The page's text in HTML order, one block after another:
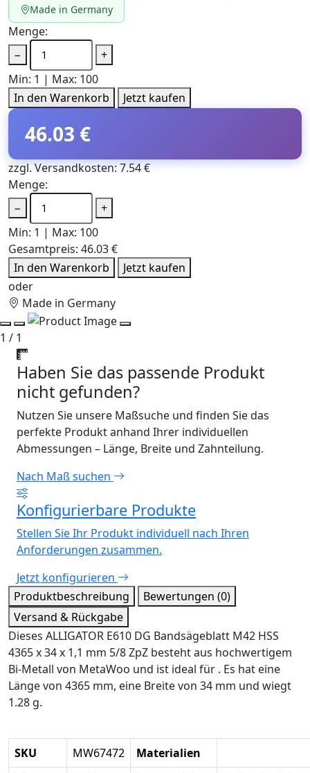
Made in Germany
Menge:
−
+
Min: 1 | Max: 100
In den Warenkorb
Jetzt kaufen
46.03 €
zzgl. Versandkosten: 7.54 €
Menge:
−
+
Min: 1 | Max: 100
Gesamtpreis: 46.03 €
In den Warenkorb
Jetzt kaufen
oder
Made in Germany
1 / 1
Haben Sie das passende Produkt
nicht gefunden?
Nutzen Sie unsere Maßsuche und finden Sie das
perfekte Produkt anhand Ihrer individuellen
Abmessungen – Länge, Breite und Zahnteilung.
Nach Maß suchen
Konfigurierbare Produkte
Stellen Sie Ihr Produkt individuell nach Ihren
Anforderungen zusammen.
Jetzt konfigurieren
Produktbeschreibung
Bewertungen (0)
Versand & Rückgabe
Dieses ALLIGATOR E610 DG Bandsägeblatt M42 HSS
4365 x 34 x 1,1 mm 5/8 ZpZ besteht aus hochwertigem
Bi-Metall von MetaWoo und ist ideal für . Es hat eine
Länge von 4365 mm, eine Breite von 34 mm und wiegt
1.28 g.
SKU MW67472
Materialien